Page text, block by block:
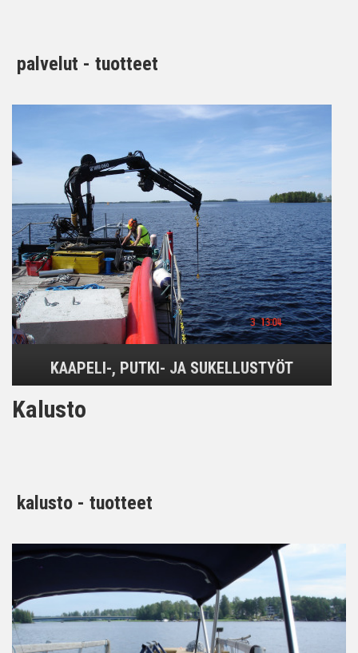
palvelut - tuotteet
KAAPELI-, PUTKI- JA SUKELLUSTYÖT
Kalusto
kalusto - tuotteet